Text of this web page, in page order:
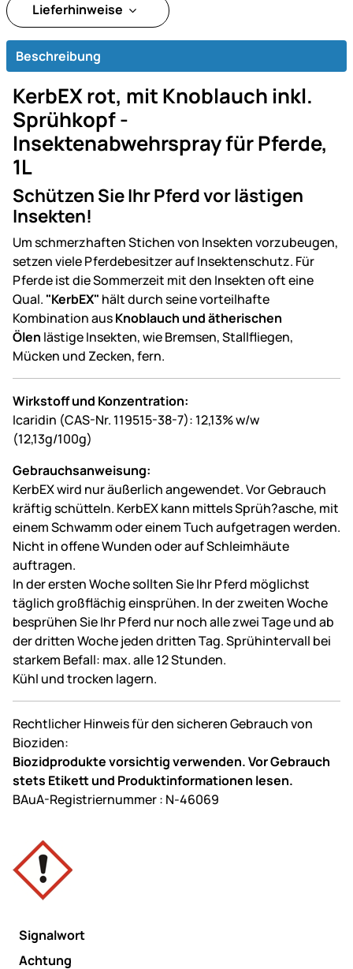
Lieferhinweise
Beschreibung
KerbEX rot, mit Knoblauch inkl.
Sprühkopf -
Insektenabwehrspray für Pferde,
1L
Schützen Sie Ihr Pferd vor lästigen
Insekten!
Um schmerzhaften Stichen von Insekten vorzubeugen,
setzen viele Pferdebesitzer auf Insektenschutz. Für
Pferde ist die Sommerzeit mit den Insekten oft eine
Qual. "KerbEX" hält durch seine vorteilhafte
Kombination ausKnoblauch und ätherischen
Ölen lästige Insekten, wie Bremsen, Stallfliegen,
Mücken und Zecken, fern.
Wirkstoff und Konzentration:
Icaridin (CAS-Nr. 119515-38-7): 12,13% w/w
(12,13g/100g)
Gebrauchsanweisung:
KerbEX wird nur äußerlich angewendet. Vor Gebrauch
kräftig schütteln. KerbEX kann mittels Sprüh?asche, mit
einem Schwamm oder einem Tuch aufgetragen werden.
Nicht in offene Wunden oder auf Schleimhäute
auftragen.
In der ersten Woche sollten Sie Ihr Pferd möglichst
täglich großflächig einsprühen. In der zweiten Woche
besprühen Sie Ihr Pferd nur noch alle zwei Tage und ab
der dritten Woche jeden dritten Tag. Sprühintervall bei
starkem Befall: max. alle 12 Stunden.
Kühl und trocken lagern.
Rechtlicher Hinweis für den sicheren Gebrauch von
Bioziden:
Biozidprodukte vorsichtig verwenden. Vor Gebrauch
stets Etikett und Produktinformationen lesen.
BAuA-Registriernummer : N-46069
Signalwort
Achtung